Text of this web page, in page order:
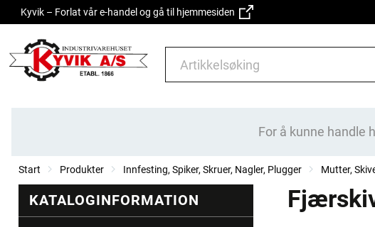
Kyvik – Forlat vår e-handel og gå til hjemmesiden
For å kunne handle
Start Produkter Innfesting, Spiker, Skruer, Nagler, Plugger Mutter,
KATALOGINFORMATION